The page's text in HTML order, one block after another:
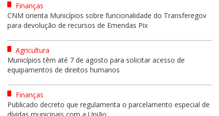
Finanças
CNM orienta Municípios sobre funcionalidade do Transferegov
para devolução de recursos de Emendas Pix
Agricultura
Municípios têm até 7 de agosto para solicitar acesso de
equipamentos de direitos humanos
Finanças
Publicado decreto que regulamenta o parcelamento especial de
dívidas municipais com a União